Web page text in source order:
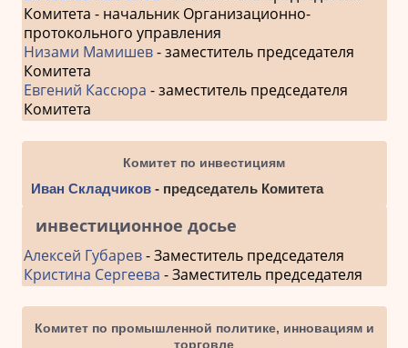
Комитета - начальник Организационно-
протокольного управления
Низами Мамишев- заместитель председателя
Комитета
Евгений Кассюра - заместитель председателя
Комитета
Комитет по инвестициям
Иван Складчиков- председатель Комитета
инвестиционное досье
Алексей Губарев- Заместитель председателя
Кристина Сергеева - Заместитель председателя
Комитет по промышленной политике, инновациям и
торговле